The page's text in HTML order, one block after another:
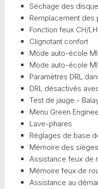
Séchage des
Remplacement des
Fonction feux CH/LH
Clignotant confort
Mode auto-école
Mode auto-école
Paramètres DRL
DRL désactivés
Test de jauge -
Menu Green
Lave-phares
Réglages de base
Mémoire des
Assistance feux de
Mémoire feux de
Assistance au